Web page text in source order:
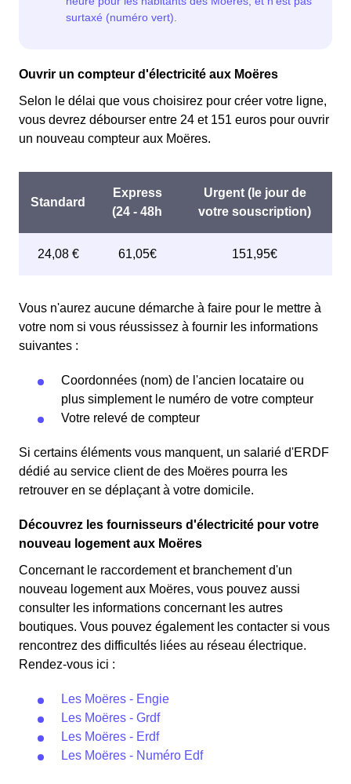
Ouvrir un compteur d'électricité aux Moëres
Selon le délai que vous choisirez pour créer votre ligne,
vous devrez débourser entre 24 et 151 euros pour ouvrir
un nouveau compteur aux Moëres.
Vous n'aurez aucune démarche à faire pour le mettre à
votre nom si vous réussissez à fournir les informations
suivantes :
Coordonnées (nom) de l'ancien locataire ou
plus simplement le numéro de votre compteur
Votre relevé de compteur
Si certains éléments vous manquent, un salarié d'ERDF
dédié au service client de des Moëres pourra les
retrouver en se déplaçant à votre domicile.
Découvrez les fournisseurs d'électricité pour votre
nouveau logement aux Moëres
Concernant le raccordement et branchement d'un
nouveau logement aux Moëres, vous pouvez aussi
consulter les informations concernant les autres
boutiques. Vous pouvez également les contacter si vous
rencontrez des difficultés liées au réseau électrique.
Rendez-vous ici :
Les Moëres - Engie
Les Moëres - Grdf
Les Moëres - Erdf
Les Moëres - Numéro Edf